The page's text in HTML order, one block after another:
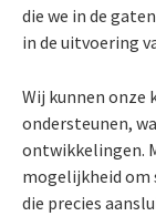
die we in de
in de uitvoering
Wij kunnen onze
ondersteunen,
ontwikkelingen.
mogelijkheid om
die precies